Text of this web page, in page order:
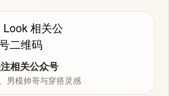
相关公众号
男模帅哥与穿搭灵感